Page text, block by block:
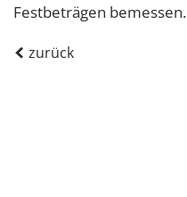
Festbeträgen bemessen.
zurück